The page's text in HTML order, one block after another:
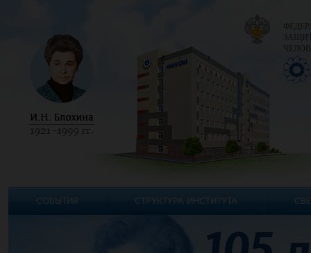
СОБЫТИЯ СТРУКТУРА ИНСТИТУТА